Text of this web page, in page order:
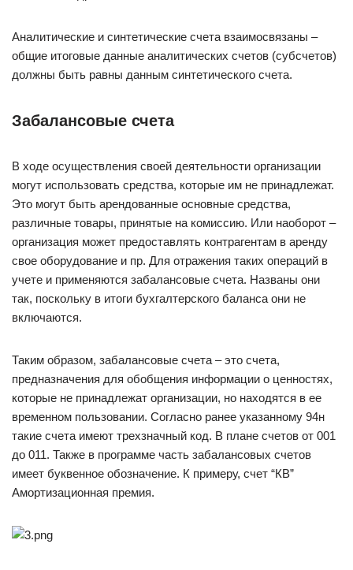
Аналитические и синтетические счета взаимосвязаны –
общие итоговые данные аналитических счетов (субсчетов)
должны быть равны данным синтетического счета.
Забалансовые счета
В ходе осуществления своей деятельности организации
могут использовать средства, которые им не принадлежат.
Это могут быть арендованные основные средства,
различные товары, принятые на комиссию. Или наоборот –
организация может предоставлять контрагентам в аренду
свое оборудование и пр. Для отражения таких операций в
учете и применяются забалансовые счета. Названы они
так, поскольку в итоги бухгалтерского баланса они не
включаются.
Таким образом, забалансовые счета – это счета,
предназначения для обобщения информации о ценностях,
которые не принадлежат организации, но находятся в ее
временном пользовании. Согласно ранее указанному 94н
такие счета имеют трехзначный код. В плане счетов от 001
до 011. Также в программе часть забалансовых счетов
имеет буквенное обозначение. К примеру, счет “КВ”
Амортизационная премия.